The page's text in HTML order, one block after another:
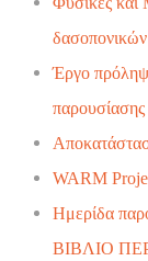
Έργο
παρουσίασης
WARM
Ημερίδα
ΒΙΒΛΙΟ